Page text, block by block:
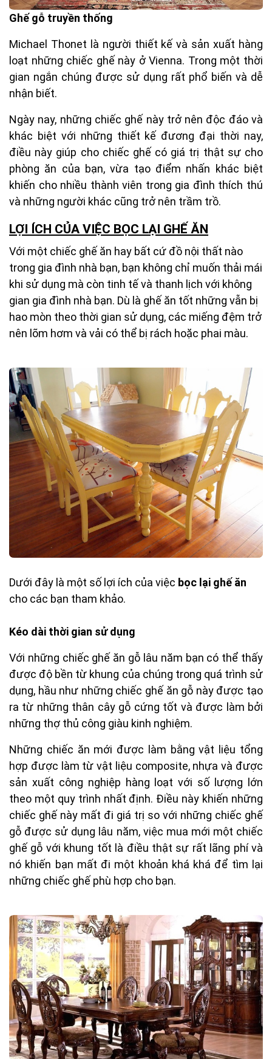
Ghế gỗ truyền thống
Michael Thonet là người thiết kế và sản xuất hàng
loạt những chiếc ghế này ở Vienna. Trong một thời
gian ngắn chúng được sử dụng rất phổ biến và dễ
nhận biết.
Ngày nay, những chiếc ghế này trở nên độc đáo và
khác biệt với những thiết kế đương đại thời nay,
điều này giúp cho chiếc ghế có giá trị thật sự cho
phòng ăn của bạn, vừa tạo điểm nhấn khác biệt
khiến cho nhiều thành viên trong gia đình thích thú
và những người khác cũng trở nên trầm trồ.
LỢI ÍCH CỦA VIỆC BỌC LẠI GHẾ ĂN
Với một chiếc ghế ăn hay bất cứ đồ nội thất nào
trong gia đình nhà bạn, bạn không chỉ muốn thải mái
khi sử dụng mà còn tinh tế và thanh lịch với không
gian gia đình nhà bạn. Dù là ghế ăn tốt những vẫn bị
hao mòn theo thời gian sử dụng, các miếng đệm trở
nên lõm hơm và vải có thể bị rách hoặc phai màu.
Dưới đây là một số lợi ích của việc bọc lại ghế ăn
cho các bạn tham khảo.
Kéo dài thời gian sử dụng
Với những chiếc ghế ăn gỗ lâu năm bạn có thể thấy
được độ bền từ khung của chúng trong quá trình sử
dụng, hầu như những chiếc ghế ăn gỗ này được tạo
ra từ những thân cây gỗ cứng tốt và được làm bởi
những thợ thủ công giàu kinh nghiệm.
Những chiếc ăn mới được làm bằng vật liệu tổng
hợp được làm từ vật liệu composite, nhựa và được
sản xuất công nghiệp hàng loạt với số lượng lớn
theo một quy trình nhất định. Điều này khiến những
chiếc ghế này mất đi giá trị so với những chiếc ghế
gỗ được sử dụng lâu năm, việc mua mới một chiếc
ghế gỗ với khung tốt là điều thật sự rất lãng phí và
nó khiến bạn mất đi một khoản khá khá để tìm lại
những chiếc ghế phù hợp cho bạn.